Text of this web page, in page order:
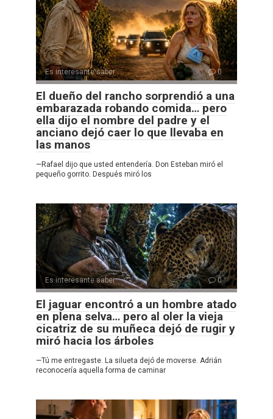
Es interesante saber 0
El dueño del rancho sorprendió a una
embarazada robando comida… pero
ella dijo el nombre del padre y el
anciano dejó caer lo que llevaba en
las manos
—Rafael dijo que usted entendería. Don Esteban miró el
pequeño gorrito. Después miró los
Es interesante saber 0
El jaguar encontró a un hombre atado
en plena selva… pero al oler la vieja
cicatriz de su muñeca dejó de rugir y
miró hacia los árboles
—Tú me entregaste. La silueta dejó de moverse. Adrián
reconocería aquella forma de caminar